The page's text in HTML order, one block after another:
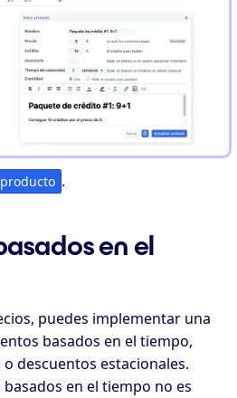
.
en el
puedes implementar una
basados en el tiempo,
descuentos estacionales.
en el tiempo no es